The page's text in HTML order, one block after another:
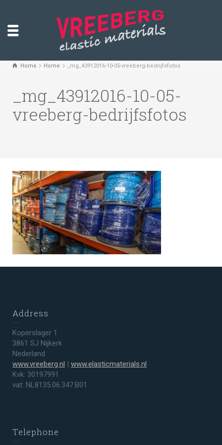
Home Home _mg_43912016-10-05-vreeberg-bedrijfsfotos
_mg_43912016-10-05-
vreeberg-bedrijfsfotos
Address
Koperslager 1
3861 SJ Nijkerk
Nederland
www.vreeberg.nl | www.elasticmaterials.nl
Kvk: 30197991
vat: NL8135.06.347.B01
Telephone